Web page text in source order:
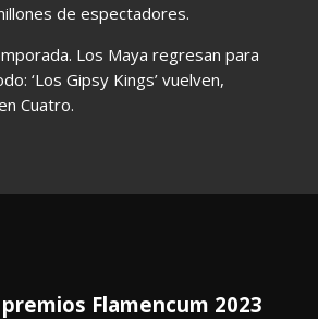
de espectadores.
Los Maya regresan para
‘Los Gipsy Kings’ vuelven,
Cuatro.
Flamencum 2023